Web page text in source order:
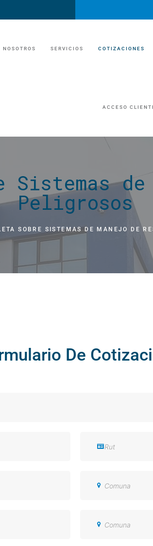
NOSOTROS SERVICIOS
UNIDADES SANITARIAS
MANEJO DE RESIDUOS
MANEJO DE ESCOMBROS​
MANEJO DE RESIDUOS
COTIZACIONES
MANEJO
ACCESO
Sistemas
Peligrosos
SOBRE SISTEMAS DE MANEJO DE
De